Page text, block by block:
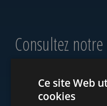
Consultez
Ce site Web
cookies